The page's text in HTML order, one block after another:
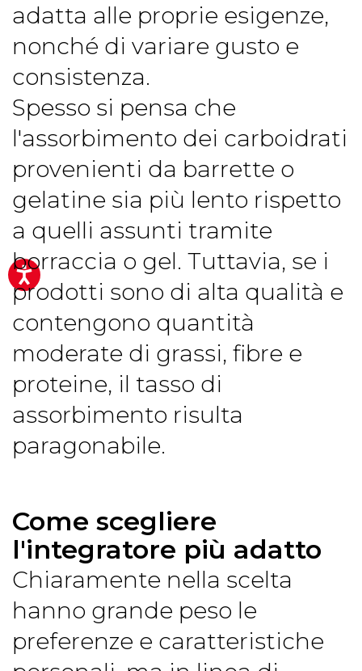
adatta alle proprie esigenze,
nonché di variare gusto e
consistenza.
Spesso si pensa che
l'assorbimento dei carboidrati
provenienti da barrette o
gelatine sia più lento rispetto
a quelli assunti tramite
borraccia o gel. Tuttavia, se i
prodotti sono di alta qualità e
contengono quantità
moderate di grassi, fibre e
proteine, il tasso di
assorbimento risulta
paragonabile.
Come scegliere
l'integratore più adatto
Chiaramente nella scelta
hanno grande peso le
preferenze e caratteristiche